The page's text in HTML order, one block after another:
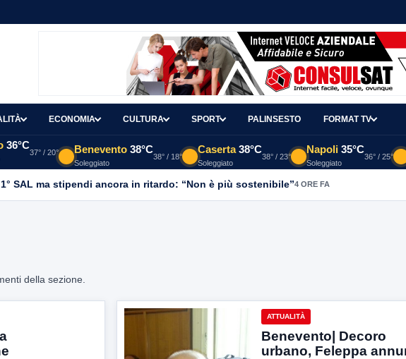
ECONOMIA CULTURA SPORT PALINSESTO FORMAT TV
36°C
37° / 20° Benevento 38°C
Soleggiato
38° / 18°
Caserta 38°C
Soleggiato
38° / 23°
Napoli 35°C
Soleggiato
36° / 25°
SAL ma stipendi ancora in ritardo: “Non è più sostenibile”4 ORE FA
della sezione.
ATTUALITÀ
Benevento| Decoro
urbano, Feleppa